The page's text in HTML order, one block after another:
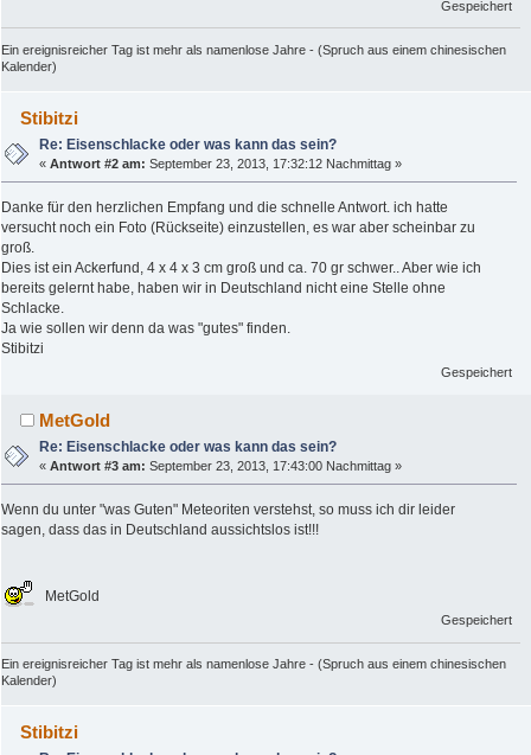
Gespeichert
Ein ereignisreicher Tag ist mehr als namenlose Jahre - (Spruch aus einem chinesischen
Kalender)
Stibitzi
Re: Eisenschlacke oder was kann das sein?
«Antwort #2 am: September 23, 2013, 17:32:12 Nachmittag »
Danke für den herzlichen Empfang und die schnelle Antwort. ich hatte
versucht noch ein Foto (Rückseite) einzustellen, es war aber scheinbar zu
groß.
Dies ist ein Ackerfund, 4 x 4 x 3 cm groß und ca. 70 gr schwer.. Aber wie ich
bereits gelernt habe, haben wir in Deutschland nicht eine Stelle ohne
Schlacke.
Ja wie sollen wir denn da was "gutes" finden.
Stibitzi
Gespeichert
MetGold
Re: Eisenschlacke oder was kann das sein?
«Antwort #3 am: September 23, 2013, 17:43:00 Nachmittag »
Wenn du unter "was Guten" Meteoriten verstehst, so muss ich dir leider
sagen, dass das in Deutschland aussichtslos ist!!!
MetGold
Gespeichert
Ein ereignisreicher Tag ist mehr als namenlose Jahre - (Spruch aus einem chinesischen
Kalender)
Stibitzi